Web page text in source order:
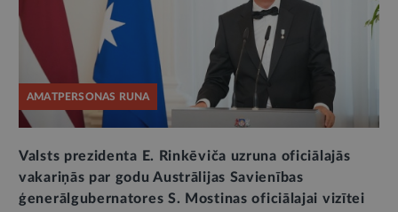
AMATPERSONAS RUNA
Valsts prezidenta E. Rinkēviča uzruna oficiālajās
vakariņās par godu Austrālijas Savienības
ģenerālgubernatores S. Mostinas oficiālajai vizītei